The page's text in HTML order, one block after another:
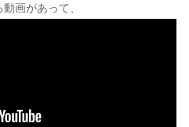
画があって、